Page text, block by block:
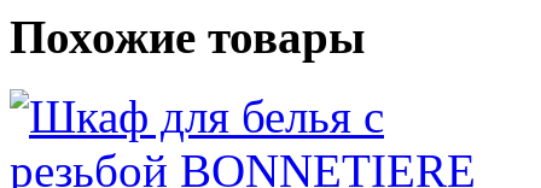
Похожие товары